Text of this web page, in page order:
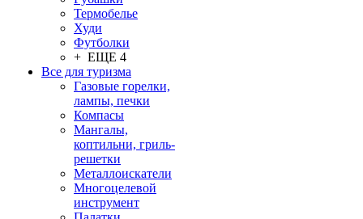
Термобелье
Худи
Футболки
+ ЕЩЕ 4
Все для туризма
Газовые горелки,
лампы, печки
Компасы
Мангалы,
коптильни, гриль-
решетки
Металлоискатели
Многоцелевой
инструмент